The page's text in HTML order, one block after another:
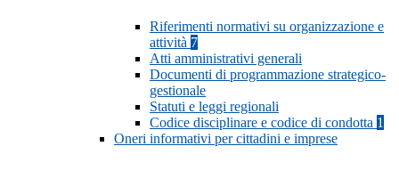
Riferimenti normativi su organizzazione e
attività 7
Atti amministrativi generali
Documenti di programmazione strategico-
gestionale
Statuti e leggi regionali
Codice disciplinare e codice di condotta 1
Oneri informativi per cittadini e imprese